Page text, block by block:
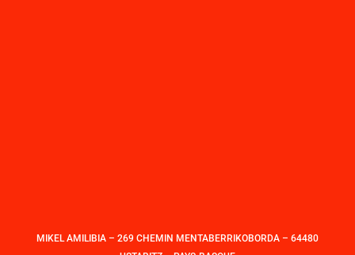
MIKEL AMILIBIA – 269 CHEMIN MENTABERRIKOBORDA – 64480